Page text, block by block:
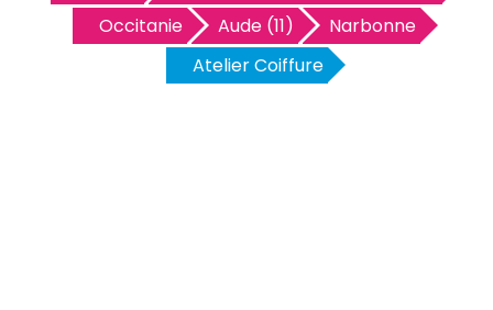
Occitanie
Aude (11)
Narbonne
Atelier Coiffure